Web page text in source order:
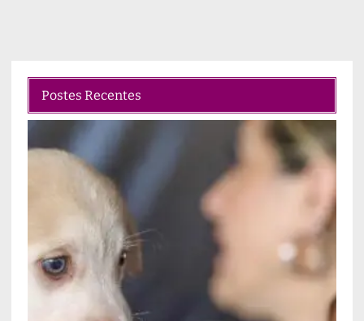
Postes Recentes